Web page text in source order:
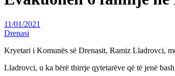
11/01/2021
Drenasi
Kryetari i Komunës së Drenasit, Ramiz Lladrovci,
Lladrovci, u ka bërë thirrje qytetarëve që të jenë